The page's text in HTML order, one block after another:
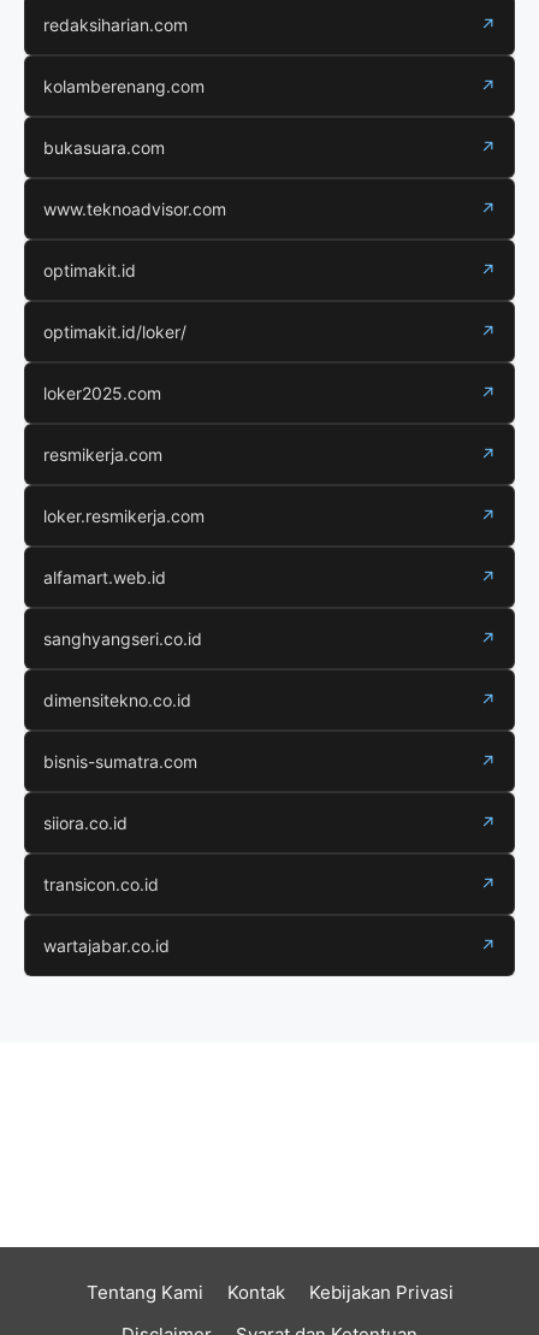
redaksiharian.com ↗
kolamberenang.com ↗
bukasuara.com ↗
www.teknoadvisor.com ↗
optimakit.id ↗
optimakit.id/loker/ ↗
loker2025.com ↗
resmikerja.com ↗
loker.resmikerja.com ↗
alfamart.web.id ↗
sanghyangseri.co.id ↗
dimensitekno.co.id ↗
bisnis-sumatra.com ↗
siiora.co.id ↗
transicon.co.id ↗
wartajabar.co.id ↗
Tentang Kami Kontak
Kebijakan Privasi